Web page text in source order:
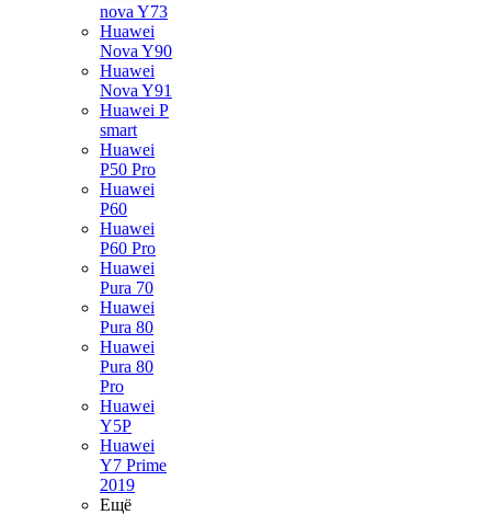
nova Y73
Huawei
Nova Y90
Huawei
Nova Y91
Huawei P
smart
Huawei
P50 Pro
Huawei
P60
Huawei
P60 Pro
Huawei
Pura 70
Huawei
Pura 80
Huawei
Pura 80
Pro
Huawei
Y5P
Huawei
Y7 Prime
2019
Ещё